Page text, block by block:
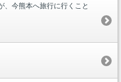
、今熊本へ旅行に行くこと